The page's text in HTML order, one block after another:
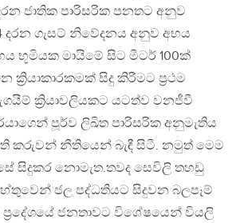
දරන ජාතික පාරිසරික පනතට අනුව
දරන ගැසට්‌ නිවේදනය අනුව අභය
භූමියක මායිමේ සිට මීටර් 100ක්‌
ක්‍රියාකාරකමක්‌ සිදු කිරීමට ප්‍රථම
ක්‍රියාවලියකට යටත්ව වනජීවී
පූර්ව ලිඛිත පාරිසරික අනුමැතිය
කරුවන් නීතියෙන් බැඳී සිටී. නමුත් මෙම
සිදුකර නොමැත.තවද සෙවිලි තහඩු
ජල පද්ධතියට සිදුවන බලපෑම්
ප්‍රදේශයේ ජනතාවට විශේෂයෙන් වියලි